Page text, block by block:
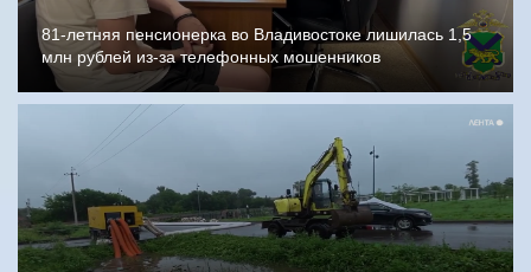
81-летняя пенсионерка во Владивостоке лишилась 1,5
млн рублей из-за телефонных мошенников